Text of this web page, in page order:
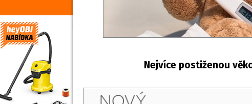
Nejvíce postiženou